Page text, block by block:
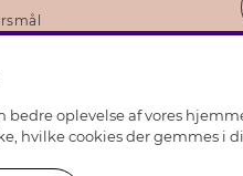
oplevelse af vores
hvilke cookies der gemmes i